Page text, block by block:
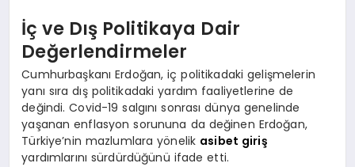
İç ve Dış Politikaya Dair
Değerlendirmeler
Cumhurbaşkanı Erdoğan, iç politikadaki gelişmelerin
yanı sıra dış politikadaki yardım faaliyetlerine de
değindi. Covid-19 salgını sonrası dünya genelinde
yaşanan enflasyon sorununa da değinen Erdoğan,
Türkiye’nin mazlumlara yönelik asibet giriş
yardımlarını sürdürdüğünü ifade etti.